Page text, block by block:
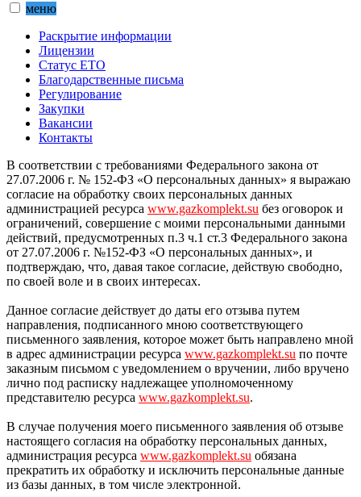
меню
Раскрытие информации
Лицензии
Статус ЕТО
Благодарственные письма
Регулирование
Закупки
Вакансии
Контакты
В соответствии с требованиями Федерального закона от
27.07.2006 г. № 152-ФЗ «О персональных данных» я выражаю
согласие на обработку своих персональных данных
администрацией ресурса www.gazkomplekt.su без оговорок и
ограничений, совершение с моими персональными данными
действий, предусмотренных п.3 ч.1 ст.3 Федерального закона
от 27.07.2006 г. №152-ФЗ «О персональных данных», и
подтверждаю, что, давая такое согласие, действую свободно,
по своей воле и в своих интересах.
Данное согласие действует до даты его отзыва путем
направления, подписанного мною соответствующего
письменного заявления, которое может быть направлено мной
в адрес администрации ресурса www.gazkomplekt.su по почте
заказным письмом с уведомлением о вручении, либо вручено
лично под расписку надлежащее уполномоченному
представителю ресурса www.gazkomplekt.su.
В случае получения моего письменного заявления об отзыве
настоящего согласия на обработку персональных данных,
администрация ресурса www.gazkomplekt.su обязана
прекратить их обработку и исключить персональные данные
из базы данных, в том числе электронной.